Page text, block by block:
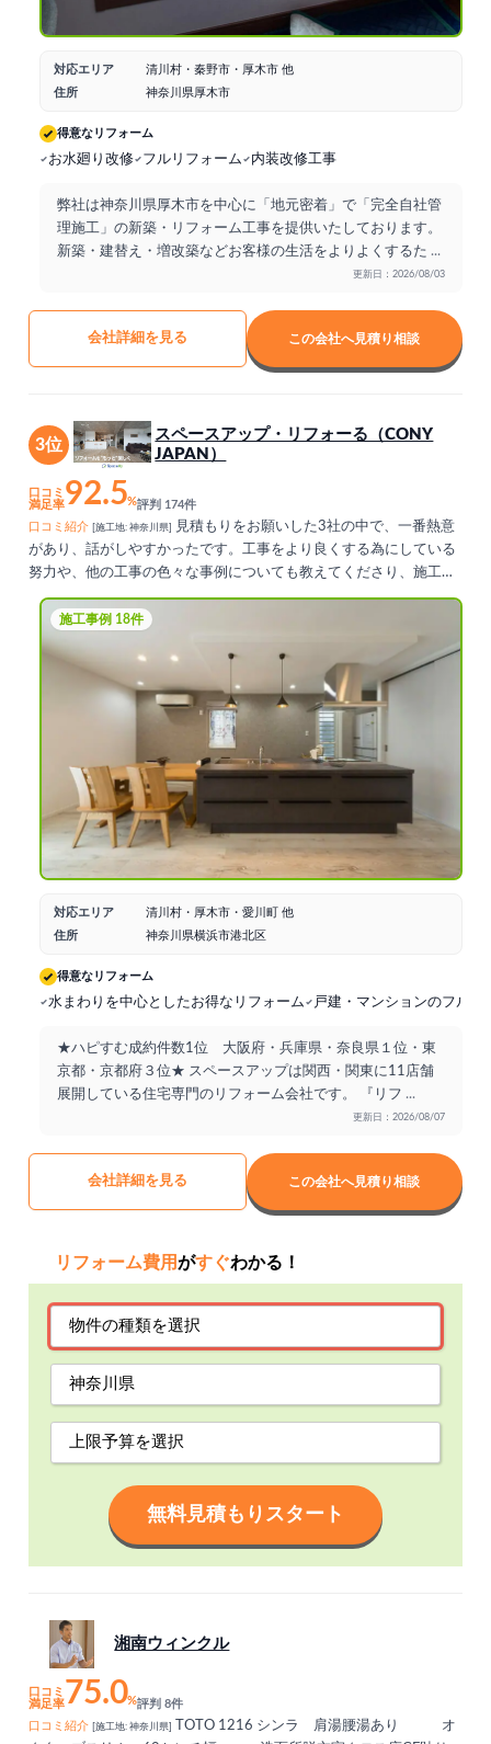
対応エリア
清川村・秦野市・厚木市 他
住所
神奈川県厚木市
得意なリフォーム
お水廻り改修 フルリフォーム 内装改修工事
弊社は神奈川県厚木市を中心に「地元密着」で「完全自社管
理施工」の新築・リフォーム工事を提供いたしております。
新築・建替え・増改築などお客様の生活をよりよくするた ...
更新日：2026/08/03
会社詳細を見る この会社へ見積り相談
3位
スペースアップ・リフォーる（CONY
JAPAN）
口コミ
満足率92.5%評判 174件
口コミ紹介 [施工地: 神奈川県]
見積もりをお願いした3社の中で、一番熱意
があり、話がしやすかったです。工事をより良くする為にしている
努力や、他の工事の色々な事例についても教えてくださり、施工業
社との連携がよく取れていました。分からないことにも丁寧に答え
てくれて、誠意を感じました。工事の出来も申し分なかったです。
施工事例 18件
対応エリア
清川村・厚木市・愛川町 他
住所
神奈川県横浜市港北区
得意なリフォーム
水まわりを中心としたお得なリフォーム 戸建・マンションのフルリ
★ハピすむ成約件数1位 大阪府・兵庫県・奈良県１位・東
京都・京都府３位★ スペースアップは関西・関東に11店舗
展開している住宅専門のリフォーム会社です。 『リフ ...
更新日：2026/08/07
会社詳細を見る この会社へ見積り相談
リフォーム費用がすぐわかる！
無料見積もりスタート
湘南ウィンクル
口コミ
満足率75.0%評判 8件
口コミ紹介
[施工地: 神奈川県]
TOTO 1216 シンラ 肩湯腰湯あり オ